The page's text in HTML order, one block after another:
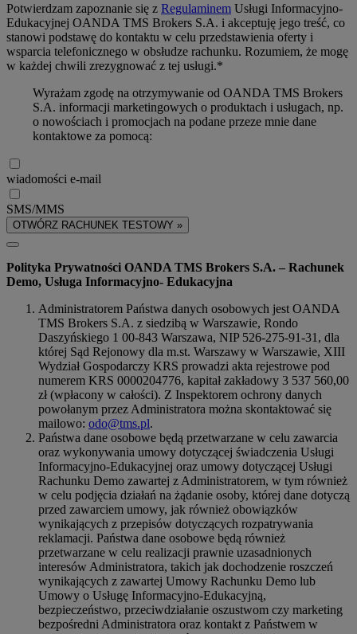
Potwierdzam zapoznanie się z Regulaminem Usługi Informacyjno-
Edukacyjnej OANDA TMS Brokers S.A. i akceptuję jego treść, co
stanowi podstawę do kontaktu w celu przedstawienia oferty i
wsparcia telefonicznego w obsłudze rachunku. Rozumiem, że mogę
w każdej chwili zrezygnować z tej usługi.*
Wyrażam zgodę na otrzymywanie od OANDA TMS Brokers
S.A. informacji marketingowych o produktach i usługach, np.
o nowościach i promocjach na podane przeze mnie dane
kontaktowe za pomocą:
wiadomości e-mail
SMS/MMS
OTWÓRZ RACHUNEK TESTOWY »
Polityka Prywatności OANDA TMS Brokers S.A. – Rachunek
Demo, Usługa Informacyjno- Edukacyjna
Administratorem Państwa danych osobowych jest OANDA
TMS Brokers S.A. z siedzibą w Warszawie, Rondo
Daszyńskiego 1 00-843 Warszawa, NIP 526-275-91-31, dla
której Sąd Rejonowy dla m.st. Warszawy w Warszawie, XIII
Wydział Gospodarczy KRS prowadzi akta rejestrowe pod
numerem KRS 0000204776, kapitał zakładowy 3 537 560,00
zł (wpłacony w całości). Z Inspektorem ochrony danych
powołanym przez Administratora można skontaktować się
mailowo: odo@tms.pl.
Państwa dane osobowe będą przetwarzane w celu zawarcia
oraz wykonywania umowy dotyczącej świadczenia Usługi
Informacyjno-Edukacyjnej oraz umowy dotyczącej Usługi
Rachunku Demo zawartej z Administratorem, w tym również
w celu podjęcia działań na żądanie osoby, której dane dotyczą
przed zawarciem umowy, jak również obowiązków
wynikających z przepisów dotyczących rozpatrywania
reklamacji. Państwa dane osobowe będą również
przetwarzane w celu realizacji prawnie uzasadnionych
interesów Administratora, takich jak dochodzenie roszczeń
wynikających z zawartej Umowy Rachunku Demo lub
Umowy o Usługę Informacyjno-Edukacyjną,
bezpieczeństwo, przeciwdziałanie oszustwom czy marketing
bezpośredni Administratora oraz kontakt z Państwem w